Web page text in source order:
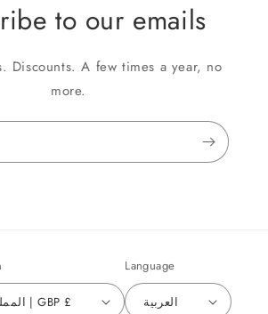
to our emails
Discounts. A few times a year, no
more.
المملكة المتحدة | GBP £
Language
العربية